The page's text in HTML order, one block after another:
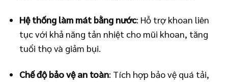
Hệ thống làm mát bằng nước: Hỗ trợ khoan liên
tục với khả năng tản nhiệt cho mũi khoan, tăng
tuổi thọ và giảm bụi.
Chế độ bảo vệ an toàn: Tích hợp bảo vệ quá tải,